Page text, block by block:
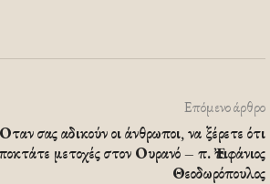
Επόμενο άρθρο
σας αδικούν οι άνθρωποι, να ξέρετε ότι
μετοχές στον Ουρανό – π. Ἐπιφάνιος
Θεοδωρόπουλος